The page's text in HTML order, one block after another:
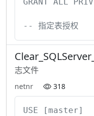
-- 指定表授权
志文件
netnr 318
USE [master]